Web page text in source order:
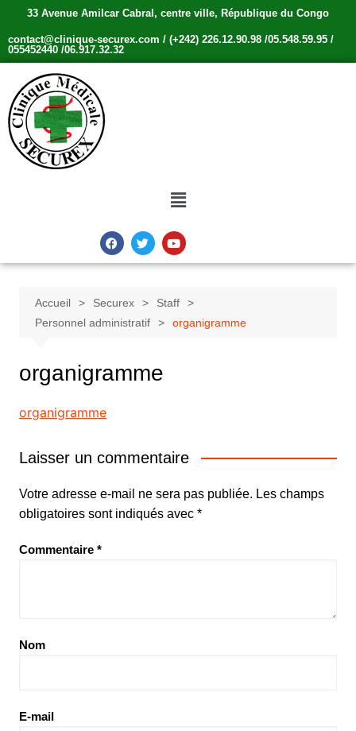
33 Avenue Amilcar Cabral, centre ville, République du Congo
contact@clinique-securex.com / (+242) 226.12.90.98 /05.548.59.95 /
055452440 /06.917.32.32
Accueil Securex
Staff
Personnel administratif
organigramme
organigramme
organigramme
Laisser un commentaire
Votre adresse e-mail ne sera pas publiée. Les champs
obligatoires sont indiqués avec *
Commentaire *
Nom
E-mail